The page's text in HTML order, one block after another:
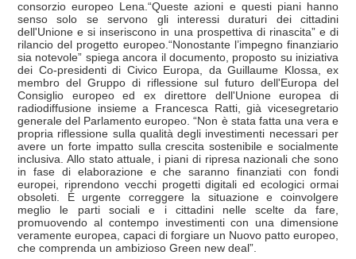
consorzio europeo Lena.“Queste azioni e questi piani hanno
senso solo se servono gli interessi duraturi dei cittadini
dell'Unione e si inseriscono in una prospettiva di rinascita” e di
rilancio del progetto europeo.“Nonostante l’impegno finanziario
sia notevole” spiega ancora il documento, proposto su iniziativa
dei Co-presidenti di Civico Europa, da Guillaume Klossa, ex
membro del Gruppo di riflessione sul futuro dell'Europa del
Consiglio europeo ed ex direttore dell'Unione europea di
radiodiffusione insieme a Francesca Ratti, già vicesegretario
generale del Parlamento europeo. “Non è stata fatta una vera e
propria riflessione sulla qualità degli investimenti necessari per
avere un forte impatto sulla crescita sostenibile e socialmente
inclusiva. Allo stato attuale, i piani di ripresa nazionali che sono
in fase di elaborazione e che saranno finanziati con fondi
europei, riprendono vecchi progetti digitali ed ecologici ormai
obsoleti. È urgente correggere la situazione e coinvolgere
meglio le parti sociali e i cittadini nelle scelte da fare,
promuovendo al contempo investimenti con una dimensione
veramente europea, capaci di forgiare un Nuovo patto europeo,
che comprenda un ambizioso Green new deal”.